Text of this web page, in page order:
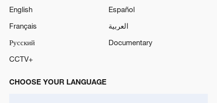
English
Español
Français
العربية
Русский
Documentary
CCTV+
CHOOSE YOUR LANGUAGE